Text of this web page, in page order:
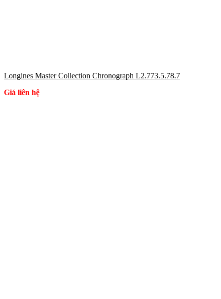
Longines Master Collection Chronograph L2.773.5.78.7
Giá liên hệ